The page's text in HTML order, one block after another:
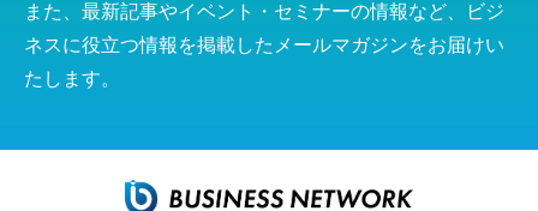
また、最新記事やイベント・セミナーの情報など、ビジ
ネスに役立つ情報を掲載したメールマガジンをお届けい
たします。